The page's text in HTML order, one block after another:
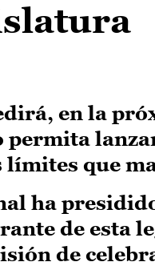
en la
permita
límites que
ha
de esta
de